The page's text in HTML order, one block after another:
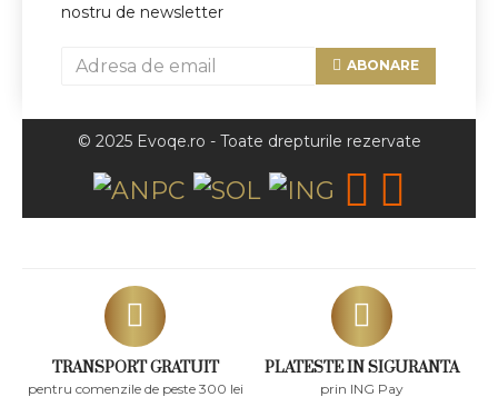
TRANSPORT GRATUIT
pentru comenzile de peste 300 lei
PLATESTE IN SIGURANTA
prin ING Pay
nostru de newsletter
ABONARE
© 2025 Evoqe.ro - Toate drepturile rezervate